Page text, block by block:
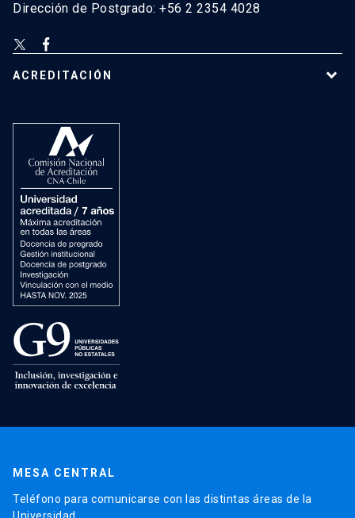
Dirección de Postgrado: +56 2 2354 4028
ACREDITACIÓN
MESA CENTRAL
Teléfono para comunicarse con las distintas áreas de la